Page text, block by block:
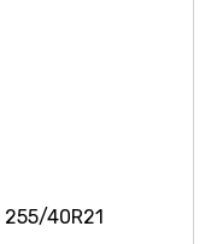
255/40R21